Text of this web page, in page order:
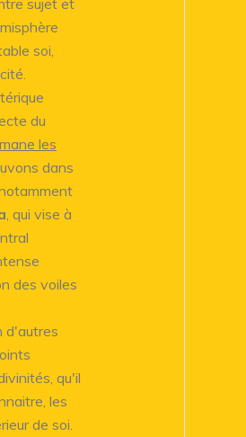
soi,
du
les
dans
, qui vise à
des voiles
d'autres
qu'il
les
de soi.